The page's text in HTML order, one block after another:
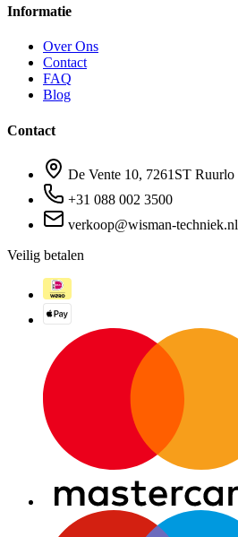
Informatie
Over Ons
Contact
FAQ
Blog
Contact
De Vente 10, 7261ST Ruurlo
+31 088 002 3500
verkoop@wisman-techniek.nl
Veilig betalen